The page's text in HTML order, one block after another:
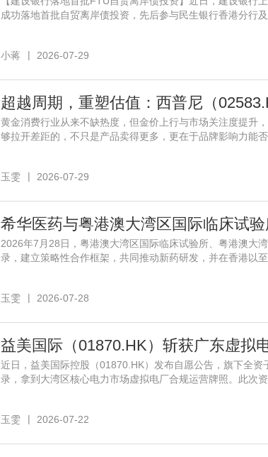
成功落地首批自贸离岸债投资，先后参与民生银行香港分行
小蒋 2026-07-29
黄金消费行业从来不缺热度，但金价上行与市场关注度提升
够拉开差距的，不只是产品卖得更多，更在于品牌影响力能
玉雯 2026-07-29
2026年7月28日，粤港澳大湾区国际临床试验所、粤港澳大
录，建立策略性合作框架，共同推动新药研发，并在香港以
玉雯 2026-07-28
近日，益美国际控股（01870.HK）发布自愿公告，旗下全
录，拿到大湾区核心电力市场虚拟电厂合规运营牌照。此次
玉雯 2026-07-22